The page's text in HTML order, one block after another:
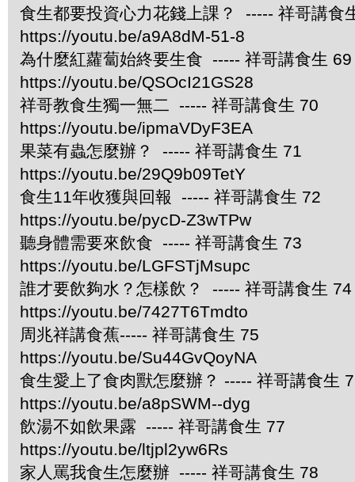
食生都要投資心力花錢上課？ ----- 祥哥講食
https://youtu.be/a9A8dM-51-8
為什麼紅蘿蔔始終要生食 ----- 祥哥講食生 69
https://youtu.be/QSOcI21GS28
祥哥教食生獨一無二 ----- 祥哥講食生 70
https://youtu.be/ipmaVDyF3EA
果菜有蟲怎麼辦？ ----- 祥哥講食生 71
https://youtu.be/29Q9b09TetY
食生11年收獲與回報 ----- 祥哥講食生 72
https://youtu.be/pycD-Z3wTPw
聽身體需要來飲食 ----- 祥哥講食生 73
https://youtu.be/LGFSTjMsupc
誰才要飲夠水？怎樣飲？ ----- 祥哥講食生 74
https://youtu.be/7427T6Tmdto
周兆祥講食蕉----- 祥哥講食生 75
https://youtu.be/Su44GvQoyNA
食生愛上了食肉獸怎麼辦？ ----- 祥哥講食生
https://youtu.be/a8pSWM--dyg
飲湯不如飲果露 ----- 祥哥講食生 77
https://youtu.be/ltjpl2yw6Rs
家人罵我食生怎麼辦 ----- 祥哥講食生 78